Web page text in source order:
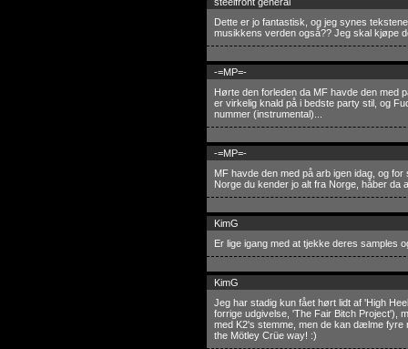
Dette er jo fantastisk, og jeg synes
musikkens verden også?? Jeg skal kjøpe
-=MP=-
Hørte den forleden da MF havde den med
er virkelig knald på i bedste party stil, og
nummer (instrumental)...
-=MP=-
MF havde den med på arb igen idag, og
Norge du kender jo alt fra Norge, håber da
KimG
Er lige igang med at tjekke deres samples
KimG
Jeg har stadig kun fået hørt lidt af 'High
forrige udgivelse, 'The Fair Bitch Project'),
med K2's stemme, men de kan dælme fyre
the Mötley Crüe way! :)